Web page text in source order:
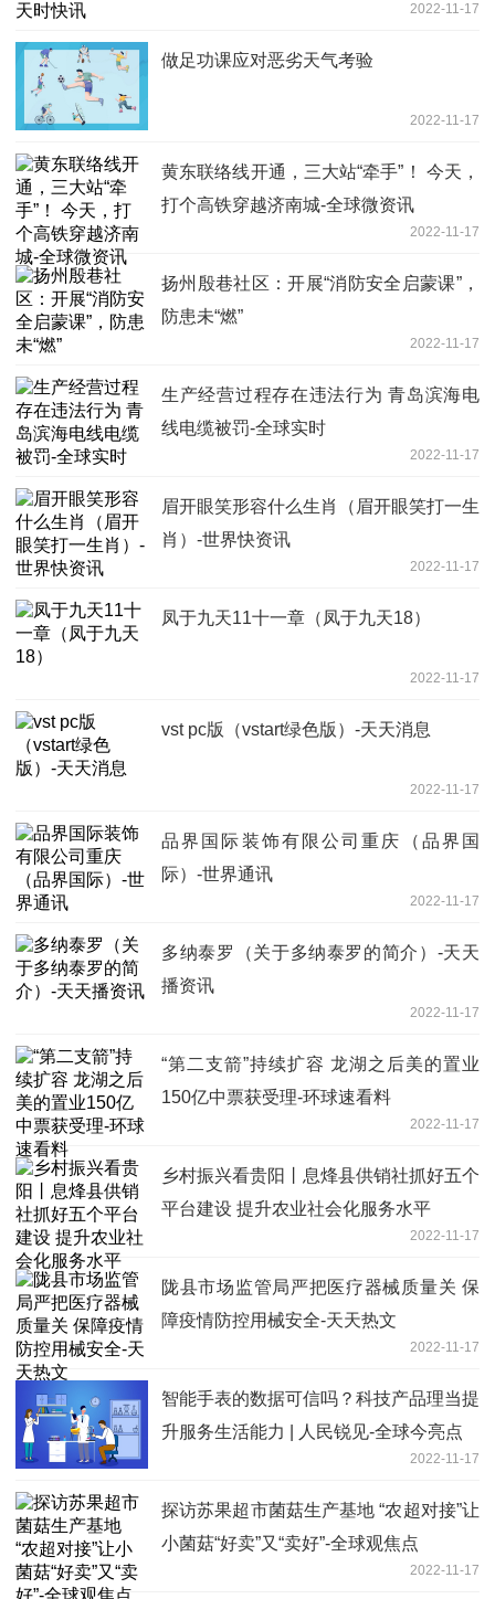
2022-11-17
做足功课应对恶劣天气考验
2022-11-17
黄东联络线开通，三大站“牵手”！ 今天，
打个高铁穿越济南城-全球微资讯
2022-11-17
扬州殷巷社区：开展“消防安全启蒙课”，
防患未“燃”
2022-11-17
生产经营过程存在违法行为 青岛滨海电
线电缆被罚-全球实时
2022-11-17
眉开眼笑形容什么生肖（眉开眼笑打一生
肖）-世界快资讯
2022-11-17
凤于九天11十一章（凤于九天18）
2022-11-17
vst pc版（vstart绿色版）-天天消息
2022-11-17
品界国际装饰有限公司重庆（品界国
际）-世界通讯
2022-11-17
多纳泰罗（关于多纳泰罗的简介）-天天
播资讯
2022-11-17
“第二支箭”持续扩容 龙湖之后美的置业
150亿中票获受理-环球速看料
2022-11-17
乡村振兴看贵阳丨息烽县供销社抓好五个
平台建设 提升农业社会化服务水平
2022-11-17
陇县市场监管局严把医疗器械质量关 保
障疫情防控用械安全-天天热文
2022-11-17
智能手表的数据可信吗？科技产品理当提
升服务生活能力 | 人民锐见-全球今亮点
2022-11-17
探访苏果超市菌菇生产基地 “农超对接”让
小菌菇“好卖”又“卖好”-全球观焦点
2022-11-17